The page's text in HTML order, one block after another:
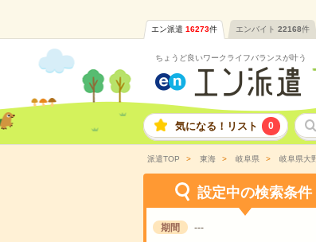
エン派遣 16273件 エンバイト 22168件
ちょうど良いワークライフバランスが叶う
気になる！リスト 0
派遣TOP 東海 岐阜県 岐阜県大
設定中の検索条件
期間 ---